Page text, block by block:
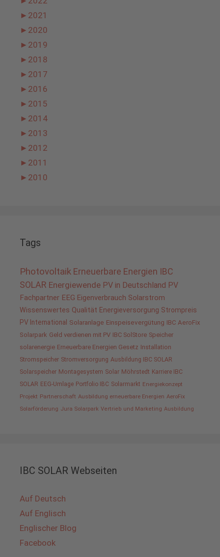
► 2021
► 2020
► 2019
► 2018
► 2017
► 2016
► 2015
► 2014
► 2013
► 2012
► 2011
► 2010
Tags
Photovoltaik Erneuerbare Energien IBC
SOLAR Energiewende PV in Deutschland PV
Fachpartner EEG Eigenverbrauch Solarstrom
Wissenswertes Qualität Energieversorgung Strompreis
PV International Solaranlage Einspeisevergütung IBC AeroFix
Solarpark Geld verdienen mit PV IBC SolStore Speicher
solarenergie Erneuerbare Energien Gesetz Installation
Stromspeicher Stromversorgung Ausbildung IBC SOLAR
Solarspeicher Montagesystem Solar Möhrstedt Karriere IBC
SOLAR EEG-Umlage Portfolio IBC Solarmarkt Energiekonzept
Projekt Partnerschaft Ausbildung erneuerbare Energien AeroFix
Solarförderung Jura Solarpark Vertrieb und Marketing Ausbildung
IBC SOLAR Webseiten
Auf Deutsch
Auf Englisch
Englischer Blog
Facebook